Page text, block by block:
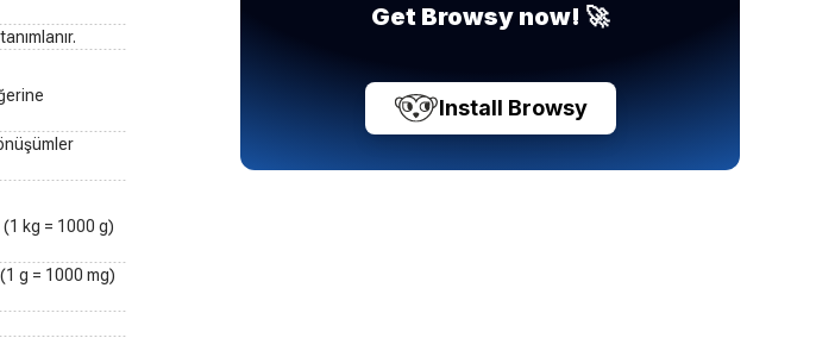
kg = 1000 g)
g = 1000 mg)
Get Browsy now! 🚀
Install Browsy